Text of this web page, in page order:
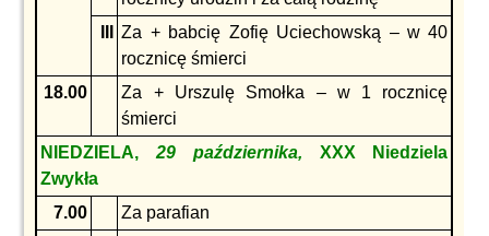
Za + babcię Zofię Uciechowską – w 40
rocznicę śmierci
18.00
Za + Urszulę Smołka – w 1 rocznicę
śmierci
NIEDZIELA,29 października, XXX Niedziela
Zwykła
7.00
Za parafian